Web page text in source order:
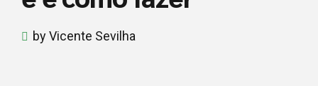
by Vicente Sevilha